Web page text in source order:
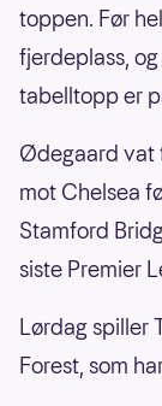
toppen. Før
fjerdeplass,
tabelltopp er
Ødegaard vat
mot Chelsea
Stamford
siste Premier
Lørdag spiller
Forest, som